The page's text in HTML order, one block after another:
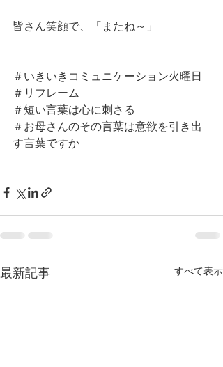
皆さん笑顔で、「またね～」
＃いきいきコミュニケーション火曜日
＃リフレーム
＃短い言葉は心に刺さる
＃お母さんのその言葉は意欲を引き出
す言葉ですか
最新記事 すべて表示